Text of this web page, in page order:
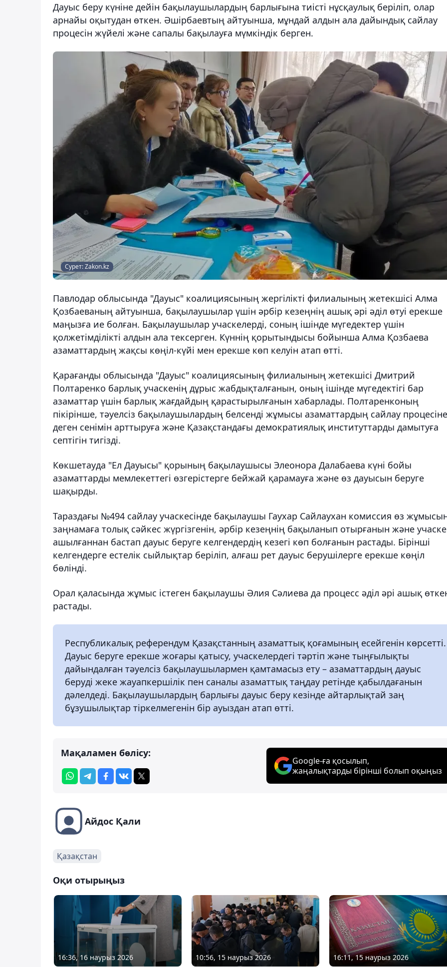
Дауыс беру күніне дейін бақылаушылардың барлығына тиісті нұсқаулық беріліп, олар
арнайы оқытудан өткен. Әшірбаевтың айтуынша, мұндай алдын ала дайындық сайлау
процесін жүйелі және сапалы бақылауға мүмкіндік берген.
Сурет: Zakon.kz
Павлодар облысында "Дауыc" коалициясының жергілікті филиалының жетекшісі Алма
Қозбаеваның айтуынша, бақылаушылар үшін әрбір кезеңнің ашық әрі әділ өтуі ерекше
маңызға ие болған. Бақылаушылар учаскелерді, соның ішінде мүгедектер үшін
қолжетімділікті алдын ала тексерген. Күннің қорытындысы бойынша Алма Қозбаева
азаматтардың жақсы көңіл-күйі мен ерекше көп келуін атап өтті.
Қарағанды облысында "Дауыc" коалициясының филиалының жетекшісі Дмитрий
Полтаренко барлық учаскенің дұрыс жабдықталғанын, оның ішінде мүгедектігі бар
азаматтар үшін барлық жағдайдың қарастырылғанын хабарлады. Полтаренконың
пікірінше, тәуелсіз бақылаушылардың белсенді жұмысы азаматтардың сайлау процесіне
деген сенімін арттыруға және Қазақстандағы демократиялық институттарды дамытуға
септігін тигізді.
Көкшетауда "Ел Дауысы" қорының бақылаушысы Элеонора Далабаева күні бойы
азаматтарды мемлекеттегі өзгерістерге бейжай қарамауға және өз дауысын беруге
шақырды.
Тараздағы №494 сайлау учаскесінде бақылаушы Гаухар Сайлаухан комиссия өз
заңнамаға толық сәйкес жүргізгенін, әрбір кезеңнің бақыланып отырғанын және учаске
ашылғаннан бастап дауыс беруге келгендердің кезегі көп болғанын растады. Бірінші
келгендерге естелік сыйлықтар беріліп, алғаш рет дауыс берушілерге ерекше көңіл
бөлінді.
Орал қаласында жұмыс істеген бақылаушы Әлия Сәлиева да процесс әділ әрі ашық
растады.
Республикалық референдум Қазақстанның азаматтық қоғамының есейгенін көрсетті.
Дауыс беруге ерекше жоғары қатысу, учаскелердегі тәртіп және тыңғылықты
дайындалған тәуелсіз бақылаушылармен қамтамасыз ету – азаматтардың дауыс
беруді жеке жауапкершілік пен саналы азаматтық таңдау ретінде қабылдағанын
дәлелдеді. Бақылаушылардың барлығы дауыс беру кезінде айтарлықтай заң
бұзушылықтар тіркелмегенін бір ауыздан атап өтті.
Мақаламен бөлісу:
Google-ға қосылып,
жаңалықтарды бірінші болып оқыңыз
Айдос Қали
Қазақстан
Оқи отырыңыз
16:36, 16 наурыз 2026 10:56, 15 наурыз 2026 16:11, 15 наурыз 2026